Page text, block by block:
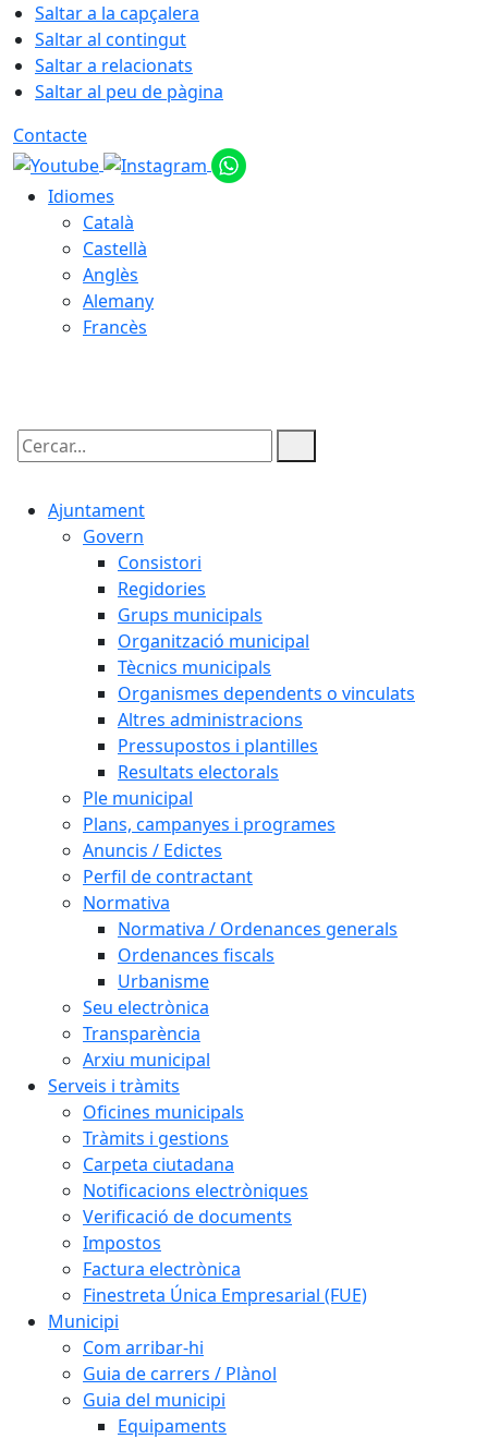
Saltar a la capçalera
Saltar al contingut
Saltar a relacionats
Saltar al peu de pàgina
Contacte
Idiomes
Català
Castellà
Anglès
Alemany
Francès
Cercar:
Ajuntament
Govern
Consistori
Regidories
Grups municipals
Organització municipal
Tècnics municipals
Organismes dependents o vinculats
Altres administracions
Pressupostos i plantilles
Resultats electorals
Ple municipal
Plans, campanyes i programes
Anuncis / Edictes
Perfil de contractant
Normativa
Normativa / Ordenances generals
Ordenances fiscals
Urbanisme
Seu electrònica
Transparència
Arxiu municipal
Serveis i tràmits
Oficines municipals
Tràmits i gestions
Carpeta ciutadana
Notificacions electròniques
Verificació de documents
Impostos
Factura electrònica
Finestreta Única Empresarial (FUE)
Municipi
Com arribar-hi
Guia de carrers / Plànol
Guia del municipi
Equipaments